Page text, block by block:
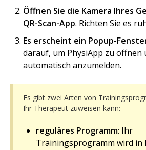
Öffnen Sie die Kamera Ihres
QR-Scan-App. Richten Sie es
Es erscheint ein Popup-
darauf, um PhysiApp zu öffnen
automatisch anzumelden.
Es gibt zwei Arten von
Ihr Therapeut zuweisen kann:
reguläres Programm: Ihr
Trainingsprogramm wird in